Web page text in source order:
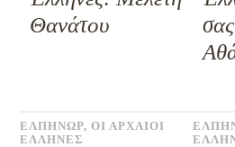
Θανάτου
ΕΛΠΗΝΩΡ,ΟΙ ΑΡΧΑΙΟΙ
ΕΛΛΗΝΕΣ